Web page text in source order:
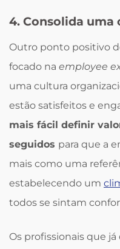
4. Consolida
Outro ponto positivo
focado na employee
uma cultura
estão satisfeitos e
mais fácil definir
seguidos para que a
mais como uma
estabelecendo um
todos se sintam
Os profissionais que